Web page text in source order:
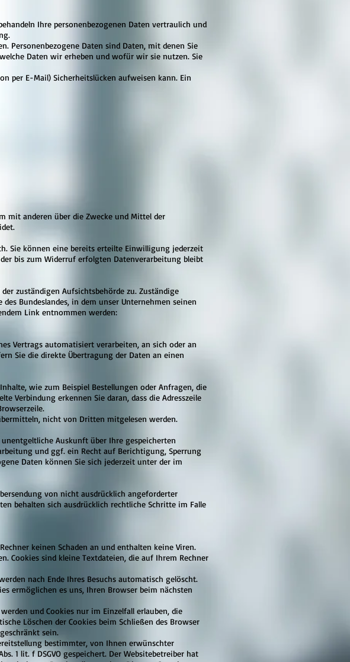
Ihre personenbezogenen Daten vertraulich und
Personenbezogene Daten sind Daten, mit denen Sie
Daten wir erheben und wofür wir sie nutzen. Sie
per E-Mail) Sicherheitslücken aufweisen kann. Ein
mit anderen über die Zwecke und Mittel der
Sie können eine bereits erteilte Einwilligung jederzeit
bis zum Widerruf erfolgten Datenverarbeitung bleibt
zuständigen Aufsichtsbehörde zu. Zuständige
Bundeslandes, in dem unser Unternehmen seinen
Link entnommen werden:
Vertrags automatisiert verarbeiten, an sich oder an
Sie die direkte Übertragung der Daten an einen
wie zum Beispiel Bestellungen oder Anfragen, die
Verbindung erkennen Sie daran, dass die Adresszeile
nicht von Dritten mitgelesen werden.
Auskunft über Ihre gespeicherten
und ggf. ein Recht auf Berichtigung, Sperrung
Daten können Sie sich jederzeit unter der im
von nicht ausdrücklich angeforderter
behalten sich ausdrücklich rechtliche Schritte im Falle
keinen Schaden an und enthalten keine Viren.
Cookies sind kleine Textdateien, die auf Ihrem Rechner
nach Ende Ihres Besuchs automatisch gelöscht.
ermöglichen es uns, Ihren Browser beim nächsten
und Cookies nur im Einzelfall erlauben, die
Löschen der Cookies beim Schließen des Browser
sein.
bestimmter, von Ihnen erwünschter
1 lit. f DSGVO gespeichert. Der Websitebetreiber hat